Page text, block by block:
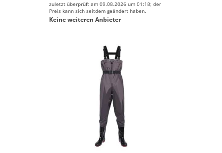
zuletzt überprüft am 09.08.2026 um 01:18; der
Preis kann sich seitdem geändert haben.
Keine weiteren Anbieter